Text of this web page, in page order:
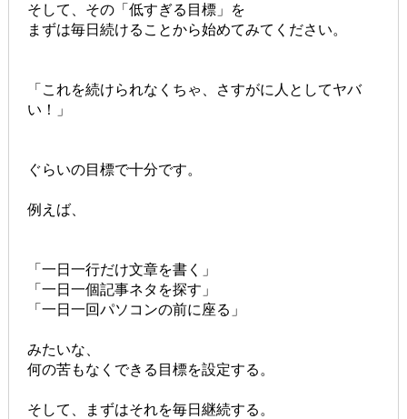
そして、その「低すぎる目標」を
まずは毎日続けることから始めてみてください。
「これを続けられなくちゃ、さすがに人としてヤバ
い！」
ぐらいの目標で十分です。
例えば、
「一日一行だけ文章を書く」
「一日一個記事ネタを探す」
「一日一回パソコンの前に座る」
みたいな、
何の苦もなくできる目標を設定する。
そして、まずはそれを毎日継続する。